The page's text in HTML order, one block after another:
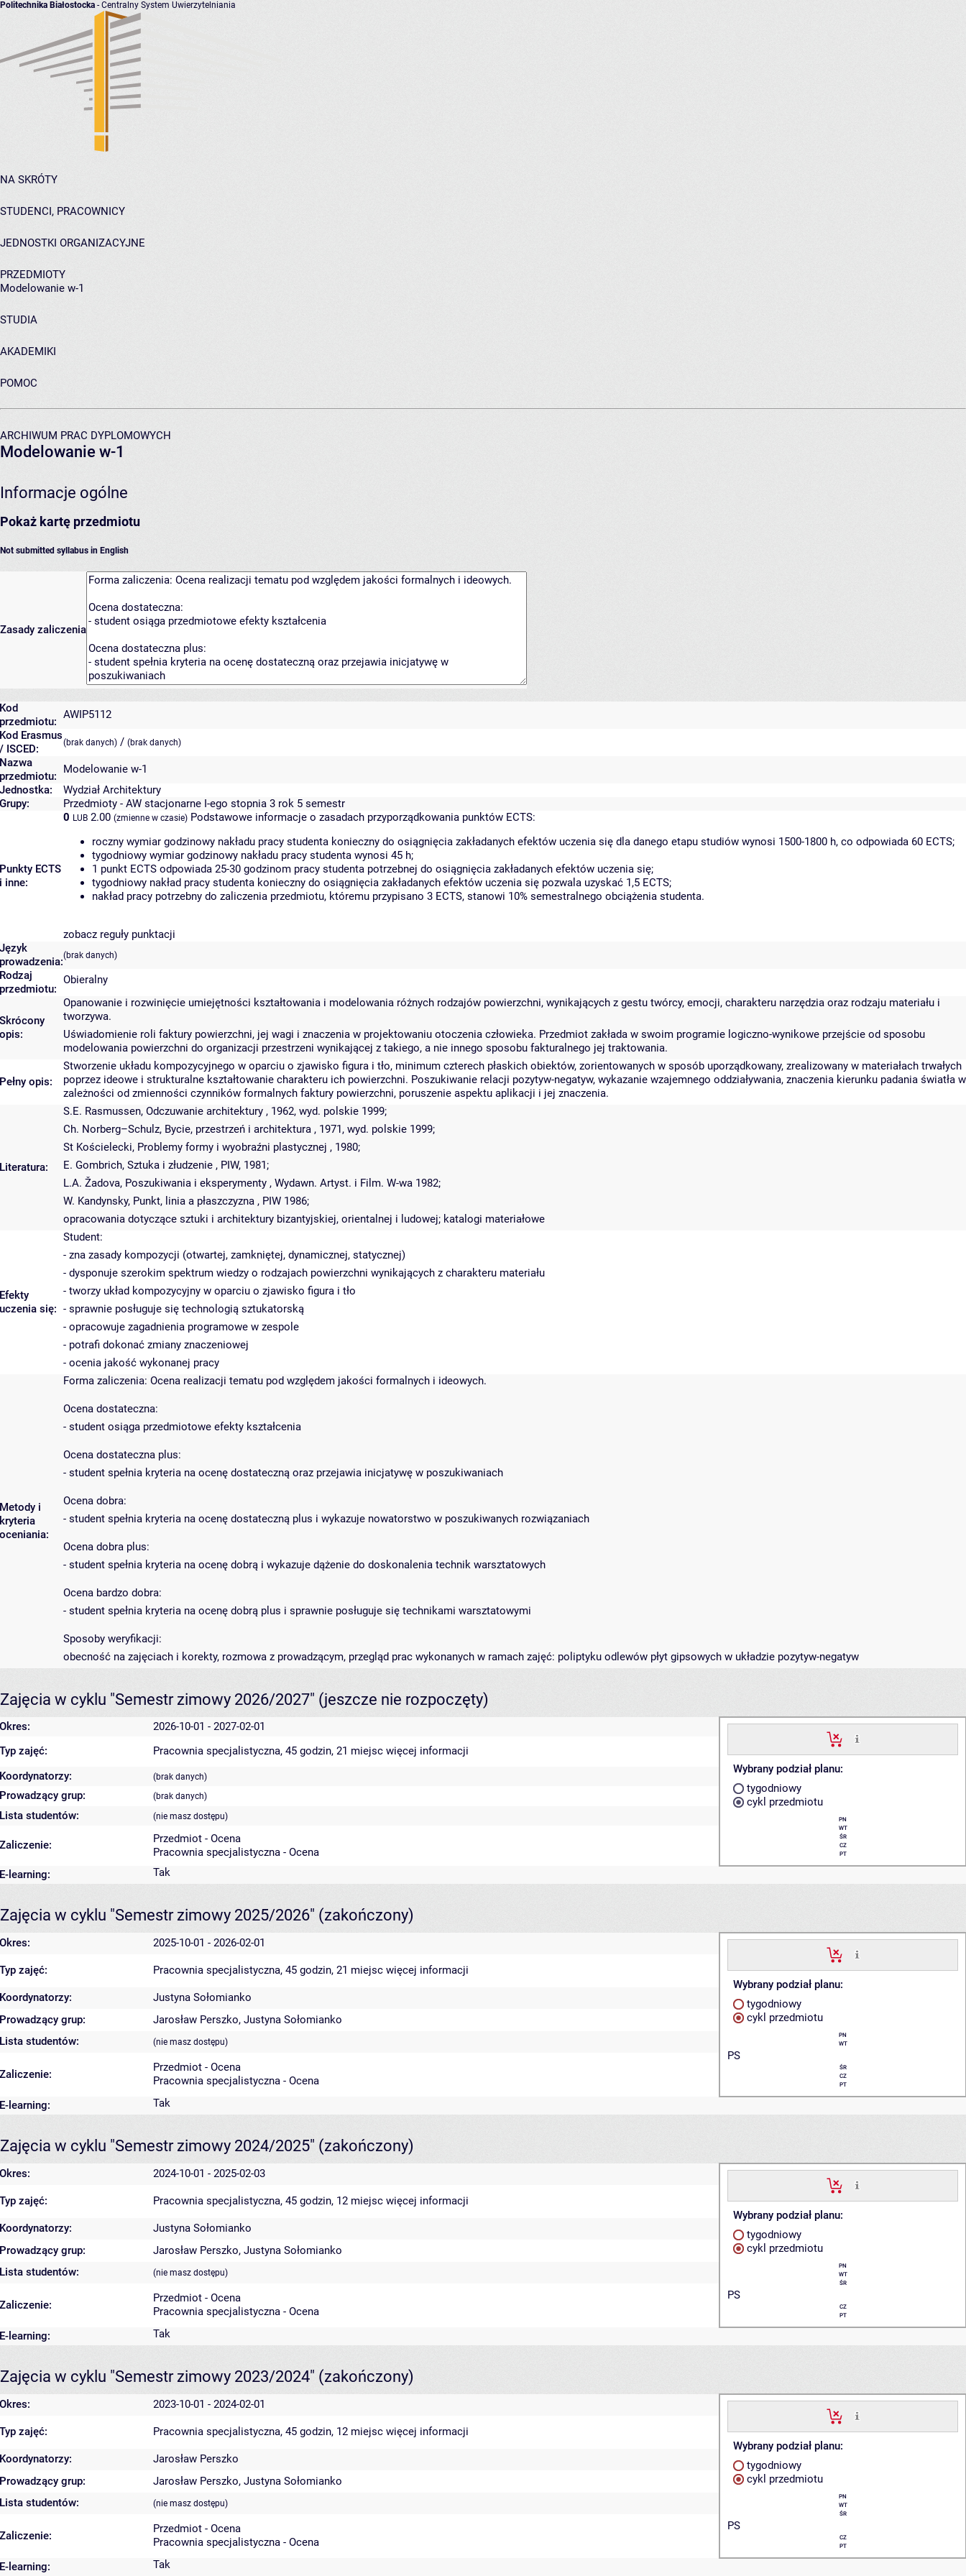
Politechnika Białostocka - Centralny System Uwierzytelniania
NA SKRÓTY
STUDENCI, PRACOWNICY
JEDNOSTKI ORGANIZACYJNE
PRZEDMIOTY
Modelowanie w-1
STUDIA
AKADEMIKI
POMOC
ARCHIWUM PRAC DYPLOMOWYCH
Modelowanie w-1
Informacje ogólne
Pokaż kartę przedmiotu
Not submitted syllabus in English
Zasady zaliczenia
Kod
przedmiotu:
AWIP5112
Kod Erasmus
/ ISCED:
(brak danych) / (brak danych)
Nazwa
przedmiotu:
Modelowanie w-1
Jednostka:
Wydział Architektury
Grupy:
Przedmioty - AW stacjonarne I-ego stopnia 3 rok 5 semestr
Punkty ECTS
i inne:
0 LUB 2.00 (zmienne w czasie) Podstawowe informacje o zasadach przyporządkowania punktów ECTS:
roczny wymiar godzinowy nakładu pracy studenta konieczny do osiągnięcia zakładanych efektów uczenia się dla danego etapu studiów wynosi 1500-1800 h, co odpowiada 60 ECTS;
tygodniowy wymiar godzinowy nakładu pracy studenta wynosi 45 h;
1 punkt ECTS odpowiada 25-30 godzinom pracy studenta potrzebnej do osiągnięcia zakładanych efektów uczenia się;
tygodniowy nakład pracy studenta konieczny do osiągnięcia zakładanych efektów uczenia się pozwala uzyskać 1,5 ECTS;
nakład pracy potrzebny do zaliczenia przedmiotu, któremu przypisano 3 ECTS, stanowi 10% semestralnego obciążenia studenta.
zobacz reguły punktacji
Język
prowadzenia:(brak danych)
Rodzaj
przedmiotu:
Obieralny
Skrócony
opis:
Opanowanie i rozwinięcie umiejętności kształtowania i modelowania różnych rodzajów powierzchni, wynikających z gestu twórcy, emocji, charakteru narzędzia oraz rodzaju materiału i
tworzywa.
Uświadomienie roli faktury powierzchni, jej wagi i znaczenia w projektowaniu otoczenia człowieka. Przedmiot zakłada w swoim programie logiczno-wynikowe przejście od sposobu
modelowania powierzchni do organizacji przestrzeni wynikającej z takiego, a nie innego sposobu fakturalnego jej traktowania.
Pełny opis:
Stworzenie układu kompozycyjnego w oparciu o zjawisko figura i tło, minimum czterech płaskich obiektów, zorientowanych w sposób uporządkowany, zrealizowany w materiałach trwałych
poprzez ideowe i strukturalne kształtowanie charakteru ich powierzchni. Poszukiwanie relacji pozytyw-negatyw, wykazanie wzajemnego oddziaływania, znaczenia kierunku padania światła w
zależności od zmienności czynników formalnych faktury powierzchni, poruszenie aspektu aplikacji i jej znaczenia.
Literatura:
S.E. Rasmussen, Odczuwanie architektury , 1962, wyd. polskie 1999;
Ch. Norberg–Schulz, Bycie, przestrzeń i architektura , 1971, wyd. polskie 1999;
St Kościelecki, Problemy formy i wyobraźni plastycznej , 1980;
E. Gombrich, Sztuka i złudzenie , PIW, 1981;
L.A. Žadova, Poszukiwania i eksperymenty , Wydawn. Artyst. i Film. W-wa 1982;
W. Kandynsky, Punkt, linia a płaszczyzna , PIW 1986;
opracowania dotyczące sztuki i architektury bizantyjskiej, orientalnej i ludowej; katalogi materiałowe
Efekty
uczenia się:
Student:
- zna zasady kompozycji (otwartej, zamkniętej, dynamicznej, statycznej)
- dysponuje szerokim spektrum wiedzy o rodzajach powierzchni wynikających z charakteru materiału
- tworzy układ kompozycyjny w oparciu o zjawisko figura i tło
- sprawnie posługuje się technologią sztukatorską
- opracowuje zagadnienia programowe w zespole
- potrafi dokonać zmiany znaczeniowej
- ocenia jakość wykonanej pracy
Metody i
kryteria
oceniania:
Forma zaliczenia: Ocena realizacji tematu pod względem jakości formalnych i ideowych.
Ocena dostateczna:
- student osiąga przedmiotowe efekty kształcenia
Ocena dostateczna plus:
- student spełnia kryteria na ocenę dostateczną oraz przejawia inicjatywę w poszukiwaniach
Ocena dobra:
- student spełnia kryteria na ocenę dostateczną plus i wykazuje nowatorstwo w poszukiwanych rozwiązaniach
Ocena dobra plus:
- student spełnia kryteria na ocenę dobrą i wykazuje dążenie do doskonalenia technik warsztatowych
Ocena bardzo dobra:
- student spełnia kryteria na ocenę dobrą plus i sprawnie posługuje się technikami warsztatowymi
Sposoby weryfikacji:
obecność na zajęciach i korekty, rozmowa z prowadzącym, przegląd prac wykonanych w ramach zajęć: poliptyku odlewów płyt gipsowych w układzie pozytyw-negatyw
Zajęcia w cyklu "Semestr zimowy 2026/2027" (jeszcze nie rozpoczęty)
Okres: 2026-10-01 - 2027-02-01
Wybrany podział planu:
tygodniowy
cykl przedmiotu
PN
WT
ŚR
CZ
PT
Typ zajęć: Pracownia specjalistyczna, 45 godzin, 21 miejsc więcej informacji
Koordynatorzy:
(brak danych)
Prowadzący grup: (brak danych)
Lista studentów: (nie masz dostępu)
Zaliczenie:
Przedmiot - Ocena
Pracownia specjalistyczna - Ocena
E-learning:
Tak
Zajęcia w cyklu "Semestr zimowy 2025/2026" (zakończony)
Okres: 2025-10-01 - 2026-02-01
Wybrany podział planu:
tygodniowy
cykl przedmiotu
PN
WT
PS
ŚR
CZ
PT
Typ zajęć: Pracownia specjalistyczna, 45 godzin, 21 miejsc więcej informacji
Koordynatorzy:
Justyna Sołomianko
Prowadzący grup:
Jarosław Perszko, Justyna Sołomianko
Lista studentów:
(nie masz dostępu)
Zaliczenie:
Przedmiot - Ocena
Pracownia specjalistyczna - Ocena
E-learning:
Tak
Zajęcia w cyklu "Semestr zimowy 2024/2025" (zakończony)
Okres: 2024-10-01 - 2025-02-03
Wybrany podział planu:
tygodniowy
cykl przedmiotu
PN
WT
ŚR
PS
CZ
PT
Typ zajęć: Pracownia specjalistyczna, 45 godzin, 12 miejsc więcej informacji
Koordynatorzy:
Justyna Sołomianko
Prowadzący grup:
Jarosław Perszko, Justyna Sołomianko
Lista studentów:
(nie masz dostępu)
Zaliczenie:
Przedmiot - Ocena
Pracownia specjalistyczna - Ocena
E-learning:
Tak
Zajęcia w cyklu "Semestr zimowy 2023/2024" (zakończony)
Okres: 2023-10-01 - 2024-02-01
Wybrany podział planu:
tygodniowy
cykl przedmiotu
PN
WT
ŚR
PS
CZ
PT
Typ zajęć: Pracownia specjalistyczna, 45 godzin, 12 miejsc więcej informacji
Koordynatorzy:
Jarosław Perszko
Prowadzący grup:
Jarosław Perszko, Justyna Sołomianko
Lista studentów:
(nie masz dostępu)
Zaliczenie:
Przedmiot - Ocena
Pracownia specjalistyczna - Ocena
E-learning:
Tak